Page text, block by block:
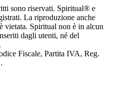
sono riservati. Spiritual® e
La riproduzione anche
vietata. Spiritual non è in alcun
dagli utenti, né del
Fiscale, Partita IVA, Reg.